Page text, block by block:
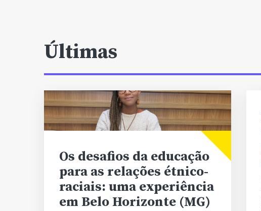
Últimas
Os desafios da educação
para as relações étnico-
raciais: uma experiência
em Belo Horizonte (MG)